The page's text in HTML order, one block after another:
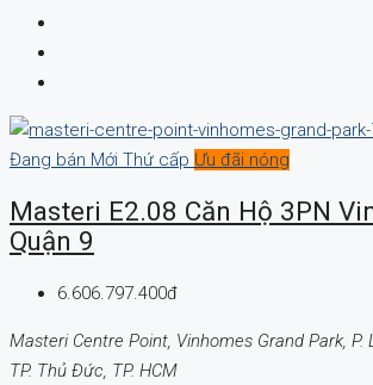
Đang bán Mới Thứ cấp Ưu đãi nóng
Masteri E2.08 Căn Hộ 3PN
Quận 9
6.606.797.400đ
Masteri Centre Point, Vinhomes Grand Park, P.
TP. Thủ Đức, TP. HCM